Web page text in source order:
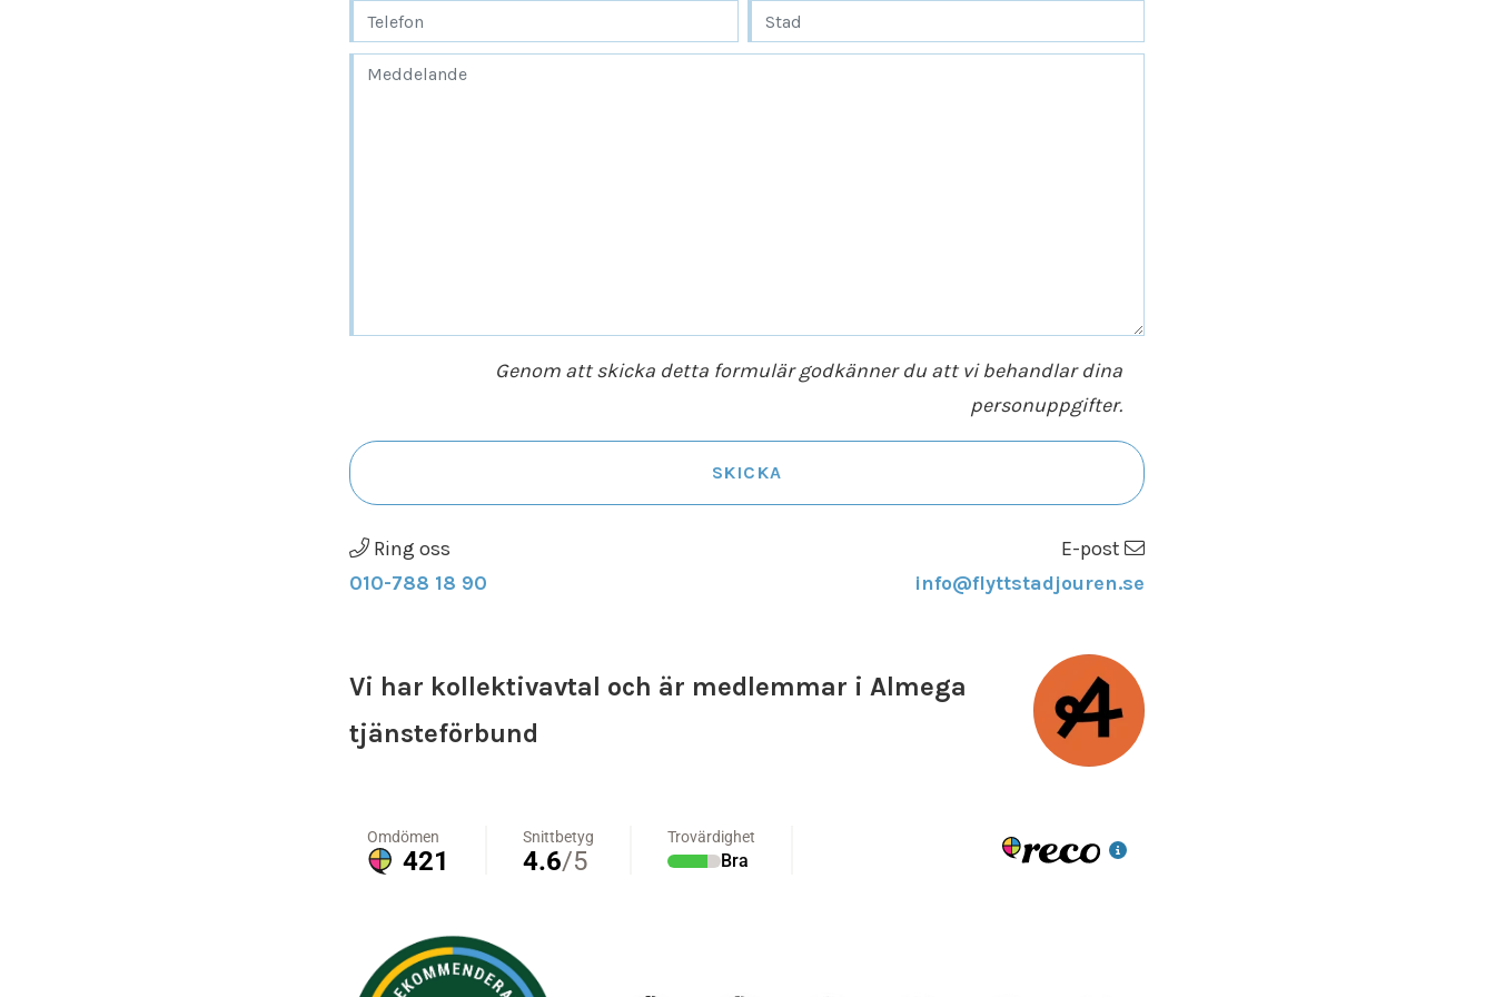
Genom att skicka detta formulär godkänner du att vi behandlar dina
personuppgifter.
SKICKA
Ring oss
010-788 18 90
E-post
info@flyttstadjouren.se
Vi har kollektivavtal och är medlemmar i Almega
tjänsteförbund